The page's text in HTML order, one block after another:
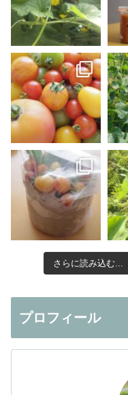
さらに読み込む...
プロフィール